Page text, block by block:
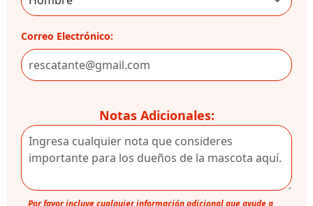
Correo Electrónico:
Notas Adicionales:
Por favor incluye cualquier información adicional que ayude a